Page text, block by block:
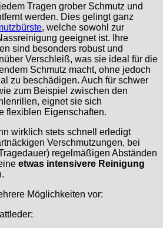
Tragen grober Schmutz und
werden. Dies gelingt ganz
, welche sowohl zur
geeignet ist. Ihre
sind besonders robust und
Verschleiß, was sie ideal für die
Schmutz macht, ohne jedoch
zu beschädigen. Auch für schwer
zum Beispiel zwischen den
eignet sie sich
flexiblen Eigenschaften.
wirklich stets schnell erledigt
Verschmutzungen, bei
regelmäßigen Abständen
etwas intensivere Reinigung
Möglichkeiten vor: